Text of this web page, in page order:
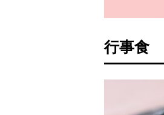
行事食